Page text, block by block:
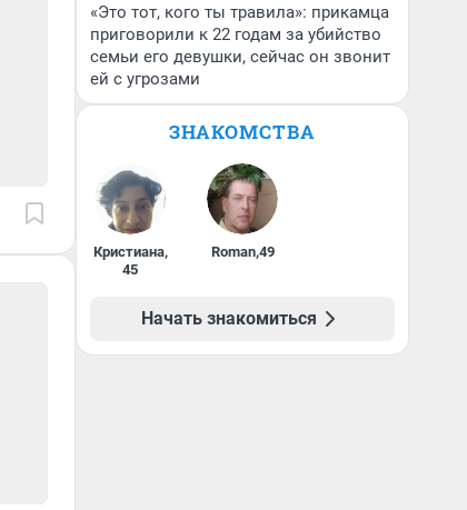
«Это тот, кого ты травила»: прикамца
приговорили к 22 годам за убийство
семьи его девушки, сейчас он звонит
ей с угрозами
ЗНАКОМСТВА
Кристиана,
45
Roman,49
Начать знакомиться